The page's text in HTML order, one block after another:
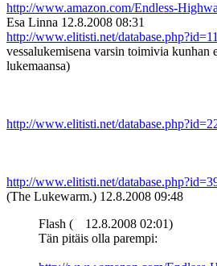
http://www.amazon.com/Endless-
Esa Linna 12.8.2008 08:31
http://www.elitisti.net/
vessalukemisena varsin toimivia kunhan
lukemaansa)
http://www.elitisti.net/
http://www.elitisti.net/
(The Lukewarm.) 12.8.2008 09:48
Flash (
12.8.2008 02:01)
Tän pitäis olla parempi: